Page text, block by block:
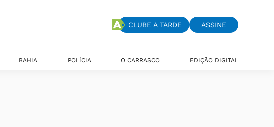
CLUBE A TARDE ASSINE
BAHIA POLÍCIA O CARRASCO EDIÇÃO DIGITAL